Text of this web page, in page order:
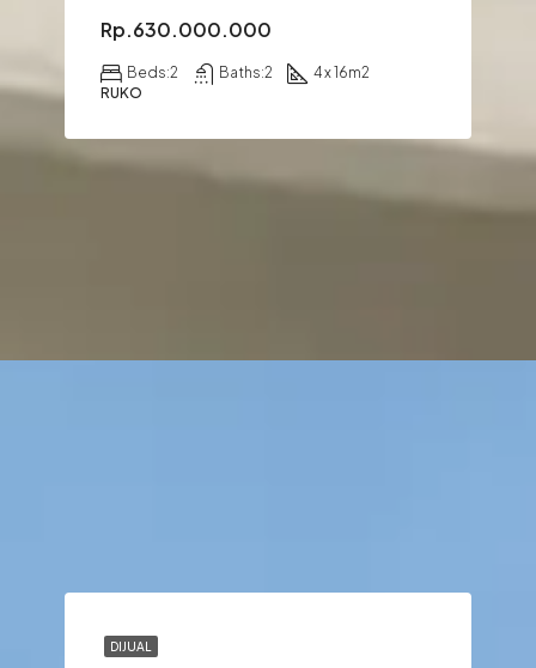
Rp.630.000.000
Beds:2 Baths:2 4 x 16m2
RUKO
DIJUAL